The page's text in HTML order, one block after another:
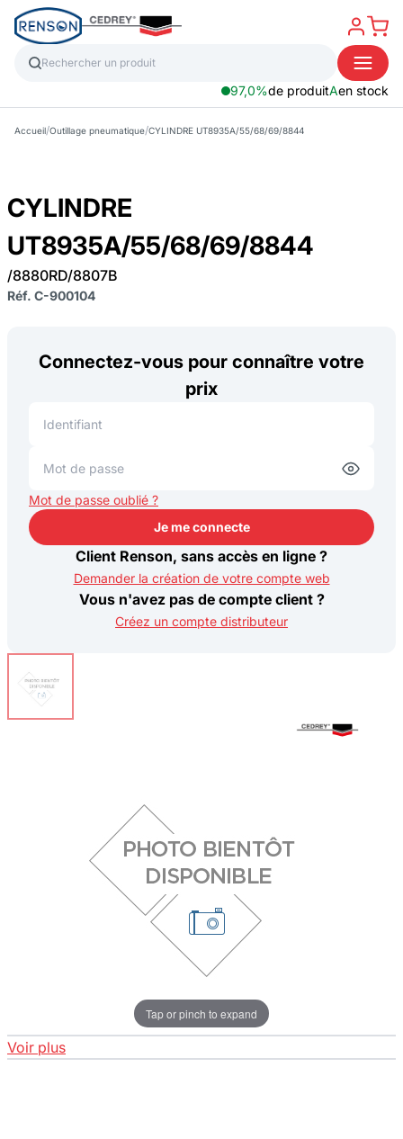
97,0%de produitAen stock
Accueil/Outillage pneumatique/CYLINDRE UT8935A/55/68/69/8844
Tap or pinch to expand
Voir plus
CYLINDRE
UT8935A/55/68/69/8844
/8880RD/8807B
Réf. C-900104
Connectez-vous pour connaître votre
prix
Mot de passe oublié ?
Je me connecte
Je me connecte
Client Renson, sans accès en ligne ?
Demander la création de votre compte web
Vous n'avez pas de compte client ?
Créez un compte distributeur